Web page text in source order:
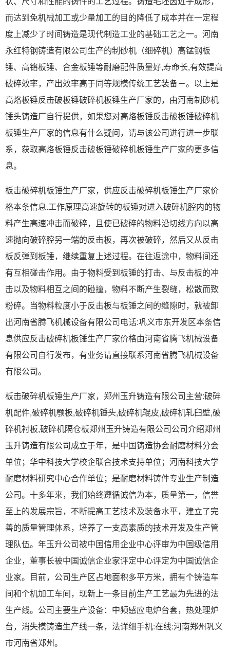
而达到免机械加工或少量加工的目的降低了成本并在一定程
度上减少了时间铸造是现代制造工业的基础工艺之一。河南
永红特钢铸造有限公司生产的制砂机（细碎机）高锰钢板
锤、高铬板锤、合金板锤等耐磨配件质量好,寿命长,有效提高
破碎效率，产出效率高于同等规模传统工艺装备－。以上是
高烙板锤反击破板锤破碎机板锤生产厂家的，由河南制砂机
锤头铸造厂自行提供，如果您对高烙板锤反击破板锤破碎机
板锤生产厂家的信息有什么疑问，请与该公司进行进一步联
系，获取高烙板锤反击破板锤破碎机板锤生产厂家的更多信
息。
板击破碎机板锤生产厂家，供应反击破碎机板锤生产厂家价
格本条信息.工作原理高速旋转的板锤对进入破碎机腔内的物
料产生高速冲击而破碎，且使已破碎的物料沿切线方向以高
速抛向破碎腔另一端的反击板，再次被破碎，然后又从反击
板反弹到板锤，继续重复上述过程。在往返途中，物料间还
有互相碰击作用。由于物料受到板锤的打击、与反击板的冲
击以及物料相互之间的碰撞，物料不断产生裂缝，松散而致
粉碎。当物料粒度小于反击板与板锤之间的缝隙时，就被卸
出河南省腾飞机械设备有限公司电话:巩义市东开发区本条信
息供应反击破碎机板锤生产厂家价格由河南省腾飞机械设备
有限公司自行发布，有业务请直接联系河南省腾飞机械设备
有限公司。
板击破碎机板锤生产厂家，郑州玉升铸造有限公司主营:破碎
机配件,破碎机颚板,破碎机锤头,破碎机辊皮,破碎机轧臼壁,破
碎机衬板,破碎机隔仓板郑州玉升铸造有限公司公司介绍郑州
玉升铸造有限公司成立于年，是中国铸造协会耐磨材料分会
单位；华中科技大学校企联合技术支持单位；河南科技大学
耐磨材料研究中心合作单位；是耐磨材料铸件专业生产制造
公司。十多年来，我们始终遵循诚信为本，质量第一，信誉
至上的发展宗旨，不断提高工艺技术及装备水平，建立了完
善的质量管理体系，培养了一支高素质的技术开发及生产管
理队伍。年玉升公司被中国信用企业中心评审为中国级信用
企业，董事长被中国诚信企业家评定中心评定为中国诚信企
业家。目前，公司生产区占地面积多平方米，拥有个铸造车
间和个机加工车间，现新上一条目前生产工艺最为先进的法
生产线。公司主要生产设备：中频感应电炉台套，热处理炉
台，消失模铸造生产线一条，法详细手机:在线:河南郑州巩义
市河南省郑州。